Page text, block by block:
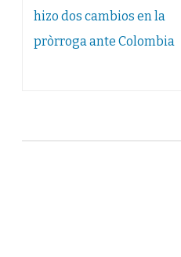
de
entradas
hizo dos cambios en la
pròrroga ante Colombia